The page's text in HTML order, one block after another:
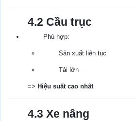
4.2 Cầu trục
Phù hợp:
Sản xuất liên tục
Tải lớn
=> Hiệu suất cao nhất
4.3 Xe nâng